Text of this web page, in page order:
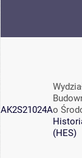
AK2S21024Ao
(HES)